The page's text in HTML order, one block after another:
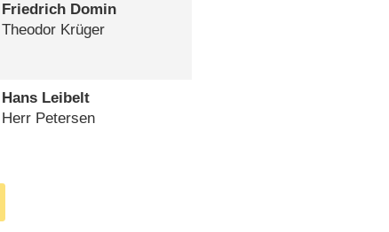
Friedrich Domin
Theodor Krüger
Hans Leibelt
Herr Petersen